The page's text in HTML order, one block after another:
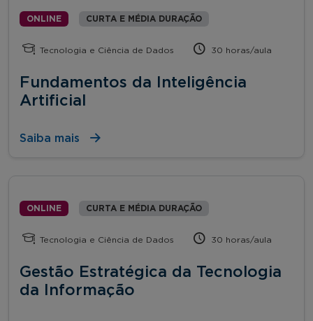
ONLINE CURTA E MÉDIA DURAÇÃO
Tecnologia e Ciência de Dados 30 horas/aula
Fundamentos da Inteligência
Artificial
Saiba mais
ONLINE CURTA E MÉDIA DURAÇÃO
Tecnologia e Ciência de Dados 30 horas/aula
Gestão Estratégica da Tecnologia
da Informação